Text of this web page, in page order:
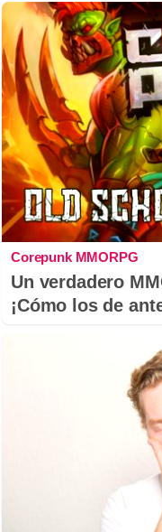
Corepunk MMORPG
Un verdadero
¡Cómo los de